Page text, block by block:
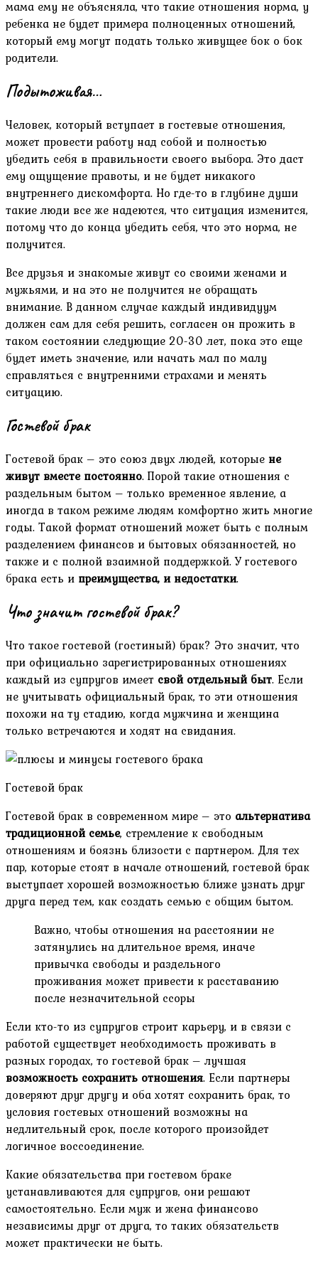
мама ему не объясняла, что такие отношения норма, у
ребенка не будет примера полноценных отношений,
который ему могут подать только живущее бок о бок
родители.
Подытоживая…
Человек, который вступает в гостевые отношения,
может провести работу над собой и полностью
убедить себя в правильности своего выбора. Это даст
ему ощущение правоты, и не будет никакого
внутреннего дискомфорта. Но где-то в глубине души
такие люди все же надеются, что ситуация изменится,
потому что до конца убедить себя, что это норма, не
получится.
Все друзья и знакомые живут со своими женами и
мужьями, и на это не получится не обращать
внимание. В данном случае каждый индивидуум
должен сам для себя решить, согласен он прожить в
таком состоянии следующие 20-30 лет, пока это еще
будет иметь значение, или начать мал по малу
справляться с внутренними страхами и менять
ситуацию.
Гостевой брак
Гостевой брак – это союз двух людей, которые не
живут вместе постоянно. Порой такие отношения с
раздельным бытом – только временное явление, а
иногда в таком режиме людям комфортно жить многие
годы. Такой формат отношений может быть с полным
разделением финансов и бытовых обязанностей, но
также и с полной взаимной поддержкой. У гостевого
брака есть и преимущества, и недостатки.
Что значит гостевой брак?
Что такое гостевой (гостиный) брак? Это значит, что
при официально зарегистрированных отношениях
каждый из супругов имеет свой отдельный быт. Если
не учитывать официальный брак, то эти отношения
похожи на ту стадию, когда мужчина и женщина
только встречаются и ходят на свидания.
Гостевой брак
Гостевой брак в современном мире – это альтернатива
традиционной семье, стремление к свободным
отношениям и боязнь близости с партнером. Для тех
пар, которые стоят в начале отношений, гостевой брак
выступает хорошей возможностью ближе узнать друг
друга перед тем, как создать семью с общим бытом.
Важно, чтобы отношения на расстоянии не
затянулись на длительное время, иначе
привычка свободы и раздельного
проживания может привести к расставанию
после незначительной ссоры
Если кто-то из супругов строит карьеру, и в связи с
работой существует необходимость проживать в
разных городах, то гостевой брак – лучшая
возможность сохранить отношения. Если партнеры
доверяют друг другу и оба хотят сохранить брак, то
условия гостевых отношений возможны на
недлительный срок, после которого произойдет
логичное воссоединение.
Какие обязательства при гостевом браке
устанавливаются для супругов, они решают
самостоятельно. Если муж и жена финансово
независимы друг от друга, то таких обязательств
может практически не быть.